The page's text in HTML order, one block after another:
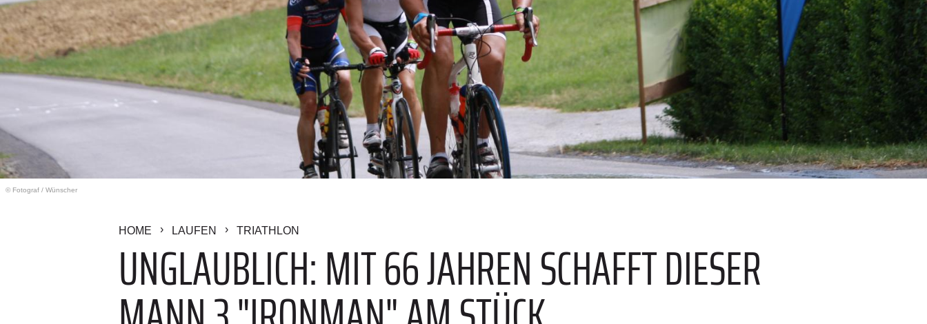
© Fotograf / Wünscher
HOME LAUFEN TRIATHLON
UNGLAUBLICH: MIT 66 JAHREN SCHAFFT DIESER